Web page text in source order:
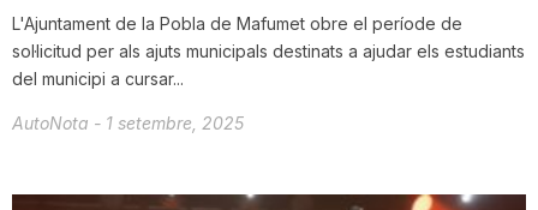
L'Ajuntament de la Pobla de Mafumet obre el període de
sol·licitud per als ajuts municipals destinats a ajudar els estudiants
del municipi a cursar...
AutoNota - 1 setembre, 2025